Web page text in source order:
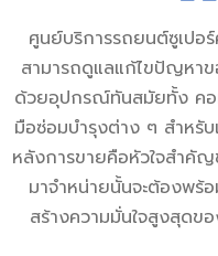
ศูนย์บริการรถยนต์ซูเปอ
สามารถดูแลแก้ไขปัญหา
ด้วยอุปกรณ์ทันสมัยทั้ง คอ
มือซ่อมบำรุงต่าง ๆ สำหรับ
หลังการขายคือหัวใจสำคั
มาจำหน่ายนั้นจะต้องพร้
สร้างความมั่นใจสูงสุดขอ